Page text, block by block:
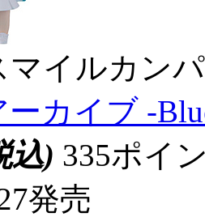
マイルカン
カイブ -
込) 335ポイ
発売